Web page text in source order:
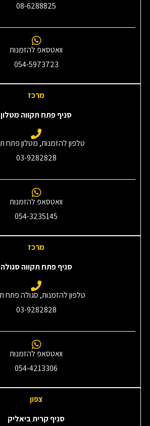
08-6288825
וואטסאפ להזמנות
054-5973723
מרכז
סניף פתח תקווה מטלון
טלפון להזמנות, מטלון פתח
03-9282828
וואטסאפ להזמנות
054-3235145‎
מרכז
סניף פתח תקווה סגולה
טלפון להזמנות, סגולה פתח
03-9282828
וואטסאפ להזמנות
054-4213306
צפון
סניף קרית ביאליק